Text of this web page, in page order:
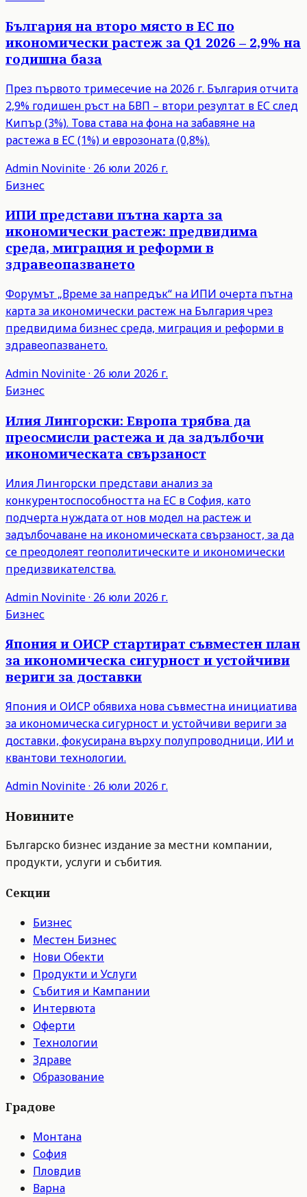
България на второ място в ЕС по
икономически растеж за Q1 2026 – 2,9% на
годишна база
През първото тримесечие на 2026 г. България отчита
2,9% годишен ръст на БВП – втори резултат в ЕС след
Кипър (3%). Това става на фона на забавяне на
растежа в ЕС (1%) и еврозоната (0,8%).
Admin Novinite· 26 юли 2026 г.
Бизнес
ИПИ представи пътна карта за
икономически растеж: предвидима
среда, миграция и реформи в
здравеопазването
Форумът „Време за напредък“ на ИПИ очерта пътна
карта за икономически растеж на България чрез
предвидима бизнес среда, миграция и реформи в
здравеопазването.
Admin Novinite· 26 юли 2026 г.
Бизнес
Илия Лингорски: Европа трябва да
преосмисли растежа и да задълбочи
икономическата свързаност
Илия Лингорски представи анализ за
конкурентоспособността на ЕС в София, като
подчерта нуждата от нов модел на растеж и
задълбочаване на икономическата свързаност, за да
се преодолеят геополитическите и икономически
предизвикателства.
Admin Novinite· 26 юли 2026 г.
Бизнес
Япония и ОИСР стартират съвместен план
за икономическа сигурност и устойчиви
вериги за доставки
Япония и ОИСР обявиха нова съвместна инициатива
за икономическа сигурност и устойчиви вериги за
доставки, фокусирана върху полупроводници, ИИ и
квантови технологии.
Admin Novinite· 26 юли 2026 г.
Новините
Българско бизнес издание за местни компании,
продукти, услуги и събития.
Секции
Бизнес
Местен Бизнес
Нови Обекти
Продукти и Услуги
Събития и Кампании
Интервюта
Оферти
Технологии
Здраве
Образование
Градове
Монтана
София
Пловдив
Варна